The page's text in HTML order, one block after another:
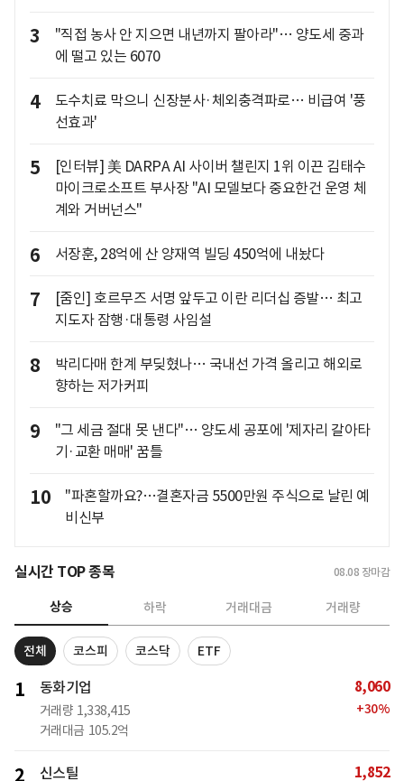
3
"직접 농사 안 지으면 내년까지 팔아라"… 양도세 중과
에 떨고 있는 6070
4
도수치료 막으니 신장분사·체외충격파로… 비급여 '풍
선효과'
5
[인터뷰] 美 DARPA AI 사이버 챌린지 1위 이끈 김태수
마이크로소프트 부사장 "AI 모델보다 중요한건 운영 체
계와 거버넌스"
6 서장훈, 28억에 산 양재역 빌딩 450억에 내놨다
7
[줌인] 호르무즈 서명 앞두고 이란 리더십 증발… 최고
지도자 잠행·대통령 사임설
8
박리다매 한계 부딪혔나… 국내선 가격 올리고 해외로
향하는 저가커피
9
"그 세금 절대 못 낸다"… 양도세 공포에 '제자리 갈아타
기·교환 매매' 꿈틀
10
"파혼할까요?…결혼자금 5500만원 주식으로 날린 예
비신부
실시간 TOP 종목 08.08 장마감
상승 하락 거래대금 거래량
전체 코스피 코스닥 ETF
1 동화기업
거래량 1,338,415
거래대금 105.2억
8,060
+30%
2 신스틸 1,852